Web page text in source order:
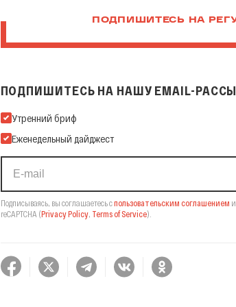
ПОДПИШИТЕСЬ НА
ПОДПИШИТЕСЬ НА НАШУ EMAIL-
Подпишитесь на нашу Email-рассылку
Утренний бриф
Еженедельный дайджест
Подписываясь, вы соглашаетесь спользовательским соглашением и
reCAPTCHA (Privacy Policy, Terms of Service).